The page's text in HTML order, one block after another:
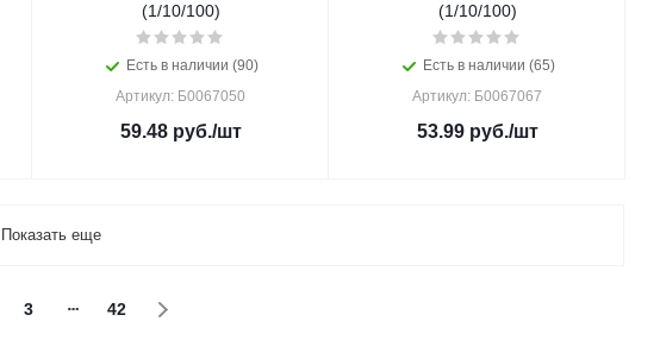
(1/10/100)
Есть в наличии (90)
Артикул: Б0067050
59.48руб./шт
(1/10/100)
Есть в наличии (65)
Артикул: Б0067067
53.99руб./шт
Показать еще
3 42